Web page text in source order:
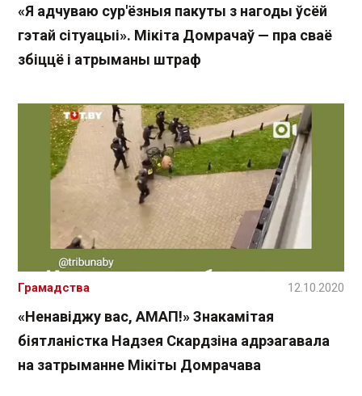
«Я адчуваю сур'ёзныя пакуты з нагоды ўсёй
гэтай сітуацыі». Мікіта Домрачаў — пра сваё
збіццё і атрыманы штраф
«Ненавіджу вас, АМАП!» Знакамітая
біятланістка Надзея Скардзіна адрэагавала
на затрыманне Мікіты Домрачава
Грамадства 12.10.2020